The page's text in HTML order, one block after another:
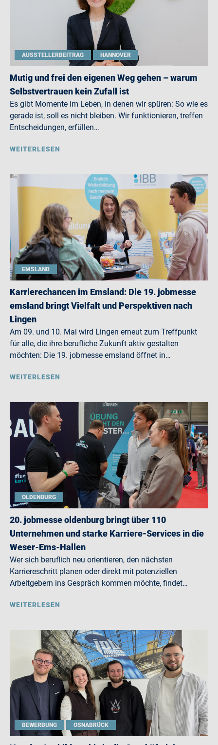
AUSSTELLERBEITRAG HANNOVER
Mutig und frei den eigenen Weg gehen – warum
Selbstvertrauen kein Zufall ist
Es gibt Momente im Leben, in denen wir spüren: So wie es
gerade ist, soll es nicht bleiben. Wir funktionieren, treffen
Entscheidungen, erfüllen…
WEITERLESEN
EMSLAND
Karrierechancen im Emsland: Die 19. jobmesse
emsland bringt Vielfalt und Perspektiven nach
Lingen
Am 09. und 10. Mai wird Lingen erneut zum Treffpunkt
für alle, die ihre berufliche Zukunft aktiv gestalten
möchten: Die 19. jobmesse emsland öffnet in…
WEITERLESEN
OLDENBURG
20. jobmesse oldenburg bringt über 110
Unternehmen und starke Karriere-Services in die
Weser-Ems-Hallen
Wer sich beruflich neu orientieren, den nächsten
Karriereschritt planen oder direkt mit potenziellen
Arbeitgebern ins Gespräch kommen möchte, findet…
WEITERLESEN
BEWERBUNG OSNABRÜCK